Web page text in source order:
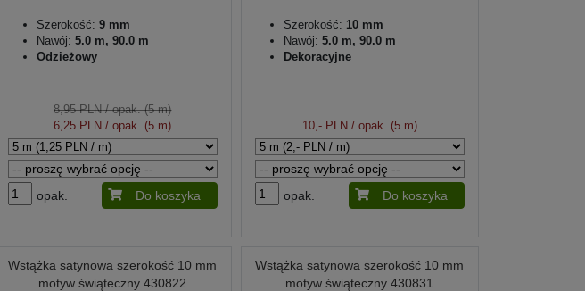
Szerokość: 9 mm
Nawój: 5.0 m, 90.0 m
Odzieżowy
8,95 PLN/ opak. (5 m)
6,25 PLN / opak. (5 m)
opak. Do koszyka
Szerokość: 10 mm
Nawój: 5.0 m, 90.0 m
Dekoracyjne
10,- PLN / opak. (5 m)
opak. Do koszyka
Wstążka satynowa szerokość 10 mm
motyw świąteczny 430822
Wstążka satynowa szerokość 10 mm
motyw świąteczny 430831